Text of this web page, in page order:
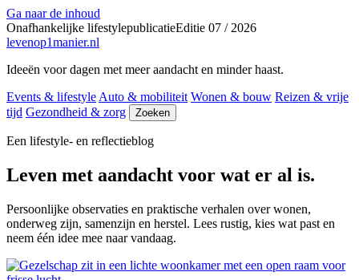
Ga naar de inhoud
Onafhankelijke lifestylepublicatieEditie 07 / 2026
levenop1manier.nl
Ideeën voor dagen met meer aandacht en minder haast.
Events & lifestyle Auto & mobiliteit Wonen & bouw Reizen & vrije
tijd Gezondheid & zorg Zoeken
Een lifestyle- en reflectieblog
Leven met aandacht voor wat er al is.
Persoonlijke observaties en praktische verhalen over wonen,
onderweg zijn, samenzijn en herstel. Lees rustig, kies wat past en
neem één idee mee naar vandaag.